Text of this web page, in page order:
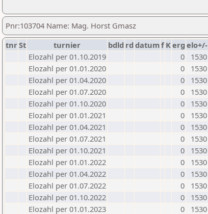
Pnr:103704 Name: Mag. Horst Gmasz
tnrSt turnier bdld rd datumf Kerg elo+/-
Elozahl per 01.10.2019
0
1530
Elozahl per 01.01.2020
0
1530
Elozahl per 01.04.2020
0
1530
Elozahl per 01.07.2020
0
1530
Elozahl per 01.10.2020
0
1530
Elozahl per 01.01.2021
0
1530
Elozahl per 01.04.2021
0
1530
Elozahl per 01.07.2021
0
1530
Elozahl per 01.10.2021
0
1530
Elozahl per 01.01.2022
0
1530
Elozahl per 01.04.2022
0
1530
Elozahl per 01.07.2022
0
1530
Elozahl per 01.10.2022
0
1530
Elozahl per 01.01.2023
0
1530